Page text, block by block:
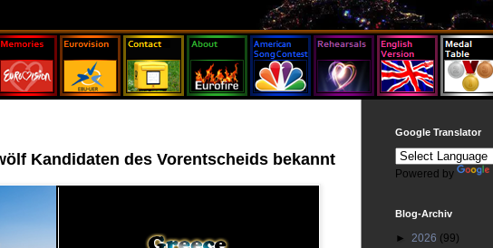
Kandidaten des Vorentscheids bekannt
Google Translator
Powered by
Blog-Archiv
► 2026 (99)